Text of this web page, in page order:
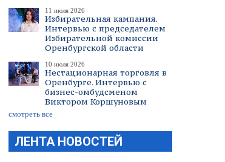
11 июля 2026
Избирательная кампания.
Интервью с председателем
Избирательной комиссии
Оренбургской области
10 июля 2026
Нестационарная торговля в
Оренбурге. Интервью с
бизнес-омбудсменом
Виктором Коршуновым
смотреть все
ЛЕНТА НОВОСТЕЙ